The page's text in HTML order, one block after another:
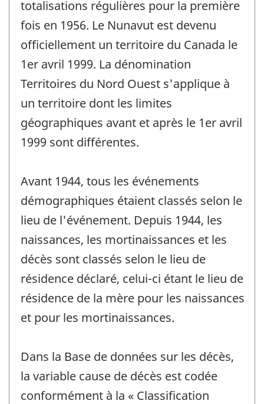
totalisations régulières pour la première
fois en 1956. Le Nunavut est devenu
officiellement un territoire du Canada le
1er avril 1999. La dénomination
Territoires du Nord Ouest s'applique à
un territoire dont les limites
géographiques avant et après le 1er avril
1999 sont différentes.
Avant 1944, tous les événements
démographiques étaient classés selon le
lieu de l'événement. Depuis 1944, les
naissances, les mortinaissances et les
décès sont classés selon le lieu de
résidence déclaré, celui-ci étant le lieu de
résidence de la mère pour les naissances
et pour les mortinaissances.
Dans la Base de données sur les décès,
la variable cause de décès est codée
conformément à la « Classification